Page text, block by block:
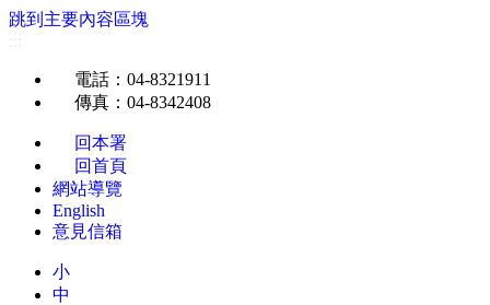
跳到主要內容區塊
電話 ：04-8321911
傳真 ：04-8342408
回本署
回首頁
網站導覽
English
意見信箱
小
中